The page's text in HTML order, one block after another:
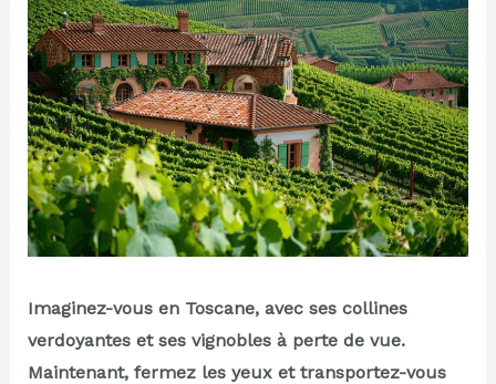
Imaginez-vous en Toscane, avec ses collines
verdoyantes et ses vignobles à perte de vue.
Maintenant, fermez les yeux et transportez-vous